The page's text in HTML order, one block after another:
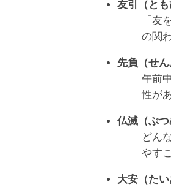
友引（とも
「友
の関
先負（せん
午前
性が
仏滅（ぶつ
どん
やす
大安（たい